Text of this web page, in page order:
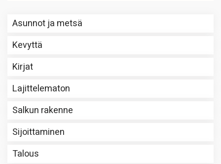
Asunnot ja metsä
Kevyttä
Kirjat
Lajittelematon
Salkun rakenne
Sijoittaminen
Talous